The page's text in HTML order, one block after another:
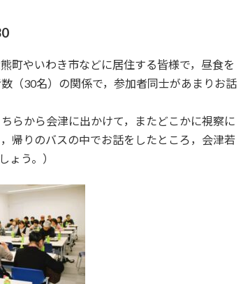
町やいわき市などに居住する皆様で，昼食を
（30名）の関係で，参加者同士があまりお話
らから会津に出かけて，またどこかに視察に
帰りのバスの中でお話をしたところ，会津若
ょう。）